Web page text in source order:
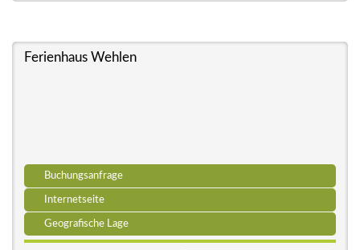
Ferienhaus Wehlen
Buchungsanfrage
Internetseite
Geografische Lage